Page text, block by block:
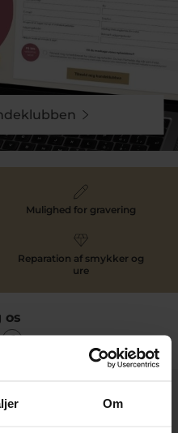
Om
Mulighed for gravering
Reparation af smykker og
ure
os